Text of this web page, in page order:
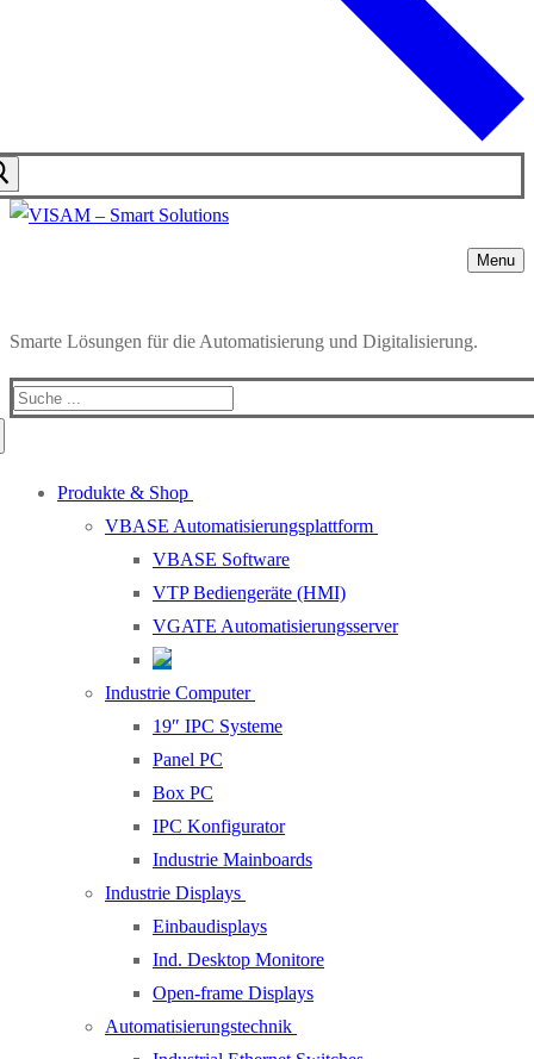
Menu
Smarte Lösungen für die Automatisierung und Digitalisierung.
Produkte & Shop
VBASE Automatisierungsplattform
VBASE Software
VTP Bediengeräte (HMI)
VGATE Automatisierungsserver
Industrie Computer
19″ IPC Systeme
Panel PC
Box PC
IPC Konfigurator
Industrie Mainboards
Industrie Displays
Einbaudisplays
Ind. Desktop Monitore
Open-frame Displays
Automatisierungstechnik